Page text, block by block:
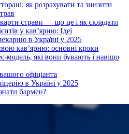
як розрахувати та знизити
карти страви — що це і як складати
у кав’ярню: Ідеї
в Україні у 2025
кав’ярню: основні кроки
модель, які вони бувають і навіщо
офіціанта
в Україні у 2025
бармен?